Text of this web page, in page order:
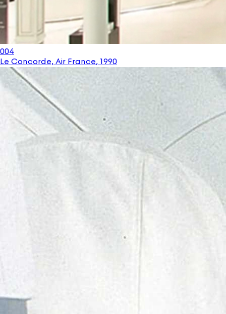
004
Le Concorde, Air France, 1990